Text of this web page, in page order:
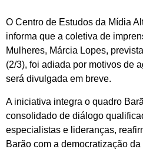
O Centro de Estudos da Mídia
informa que a coletiva de
Mulheres, Márcia Lopes,
(2/3), foi adiada por motivos de
será divulgada em breve.
A iniciativa integra o quadro
consolidado de diálogo
especialistas e lideranças,
Barão com a democratização